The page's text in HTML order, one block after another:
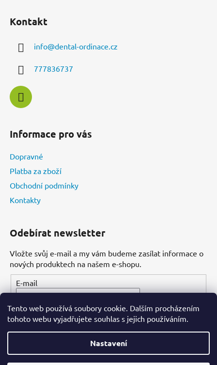
Tento web používá soubory cookie. Dalším procházením
tohoto webu vyjadřujete souhlas s jejich používáním.
Nastavení
Kontakt
info@dental-ordinace.cz
777836737
Informace pro vás
Dopravné
Platba za zboží
Obchodní podmínky
Kontakty
Odebírat newsletter
Vložte svůj e-mail a my vám budeme zasílat informace o
nových produktech na našem e-shopu.
E-mail
PŘIHLÁSIT SE